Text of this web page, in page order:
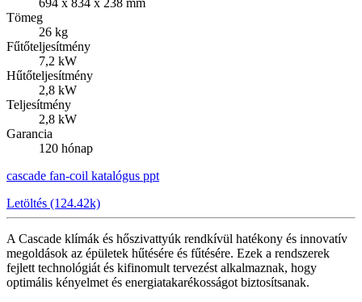
694 x 834 x 238 mm
Tömeg
26 kg
Fűtőteljesítmény
7,2 kW
Hűtőteljesítmény
2,8 kW
Teljesítmény
2,8 kW
Garancia
120 hónap
cascade fan-coil katalógus ppt
Letöltés (124.42k)
A Cascade klímák és hőszivattyúk rendkívül hatékony és innovatív
megoldások az épületek hűtésére és fűtésére. Ezek a rendszerek
fejlett technológiát és kifinomult tervezést alkalmaznak, hogy
optimális kényelmet és energiatakarékosságot biztosítsanak.